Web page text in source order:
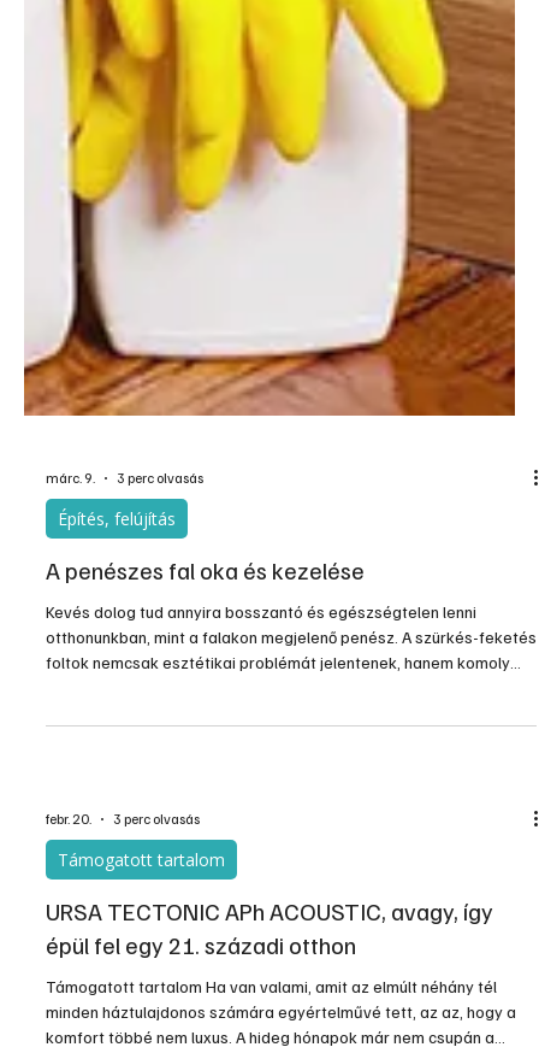
márc. 10. 2 perc olvasás
Építés, felújítás
Mi is az a tömegfal?
A tömegfal egy jó hővezető-képességű, nagy tömegű fal, melynek
nap felé néző oldala hőelnyelő felület, és a hőveszteségek
csökkentése érdekében üvegezéssel burkolt. Szerkezetileg egy
masszív külső falból (a „tömegfal”) és az elé épített üvegezésből
felületképzéssel látják el. Itt történik a sugárzó hő elnyelése,
amelyet a nagy tömegű fal tárol, és késlel